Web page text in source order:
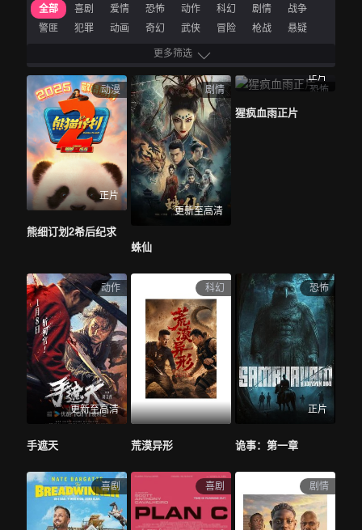
全部 喜剧 爱情 恐怖 动作 科幻 剧情
战争
警匪
犯罪 动画 奇幻 武侠 冒险 枪战
悬疑
文艺 微电影
农村
儿童 网络电影
地区
全部 大陆 香港 台湾 美国 法国 英国
日本
韩国
德国 泰国 印度 意大利 西班牙
其他
年份
全部 2026 2025 2024 2023
全部 成龙 吴京 沈腾 黄渤 张艺兴
肖战
赵丽颖
雷佳音 吴磊 徐峥
孙艺洲
高叶
王骁 张子枫 邓超 王宝强 刘德华 王一博
更多筛选
动漫
正片
熊细订划2希后纪求
剧情
更新至高清
蛛仙
恐怖
正片
猩疯血雨正片
动作
更新至高清
手遮天
科幻
荒漠异形
恐怖
正片
诡事：第一章
喜剧 喜剧 剧情